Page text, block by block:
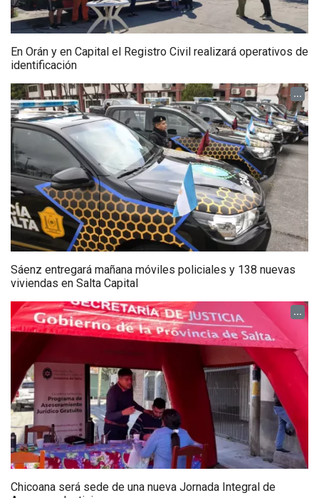
En Orán y en Capital el Registro Civil realizará operativos de
identificación
...
Sáenz entregará mañana móviles policiales y 138 nuevas
viviendas en Salta Capital
...
Chicoana será sede de una nueva Jornada Integral de